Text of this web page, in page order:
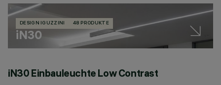
DESIGN IGUZZINI 48 PRODUKTE
iN30
iN30 Einbauleuchte Low Contrast